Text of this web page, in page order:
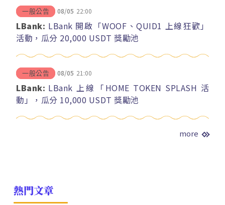
一般公告 08/05 22:00
LBank: LBank 開啟「WOOF、QUID1 上線狂歡」
活動，瓜分 20,000 USDT 獎勵池
一般公告 08/05 21:00
LBank: LBank 上線「HOME TOKEN SPLASH 活
動」，瓜分 10,000 USDT 獎勵池
more
熱門文章